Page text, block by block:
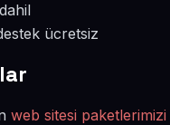
ücretsiz
web sitesi paketlerimizi